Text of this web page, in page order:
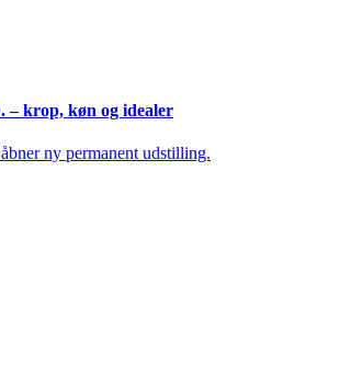
– krop, køn og idealer
ny permanent udstilling.